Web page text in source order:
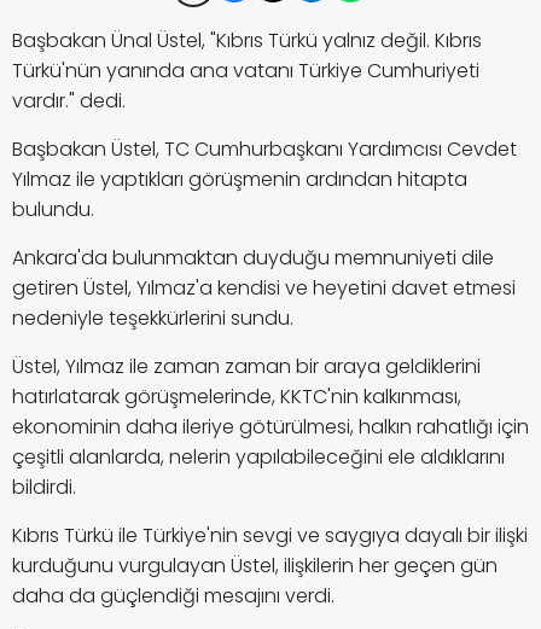
Başbakan Ünal Üstel, "Kıbrıs Türkü yalnız değil. Kıbrıs
Türkü'nün yanında ana vatanı Türkiye Cumhuriyeti
vardır." dedi.
Başbakan Üstel, TC Cumhurbaşkanı Yardımcısı Cevdet
Yılmaz ile yaptıkları görüşmenin ardından hitapta
bulundu.
Ankara'da bulunmaktan duyduğu memnuniyeti dile
getiren Üstel, Yılmaz'a kendisi ve heyetini davet etmesi
nedeniyle teşekkürlerini sundu.
Üstel, Yılmaz ile zaman zaman bir araya geldiklerini
hatırlatarak görüşmelerinde, KKTC'nin kalkınması,
ekonominin daha ileriye götürülmesi, halkın rahatlığı için
çeşitli alanlarda, nelerin yapılabileceğini ele aldıklarını
bildirdi.
Kıbrıs Türkü ile Türkiye'nin sevgi ve saygıya dayalı bir ilişki
kurduğunu vurgulayan Üstel, ilişkilerin her geçen gün
daha da güçlendiği mesajını verdi.